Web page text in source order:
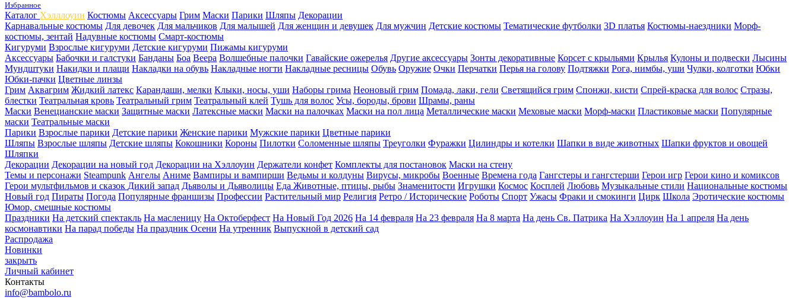
Избранное
Каталог Хэлллоуин Костюмы Аксессуары Грим Маски Парики Шляпы Декорации
Карнавальные костюмы Для девочек Для мальчиков Для малышей Для женщин и девушек Для мужчин Детские костюмы Тематические футболки 3D платья Костюмы-наездники Морф-
костюмы, зентай Надувные костюмы Смарт-костюмы
Кигуруми Взрослые кигуруми Детские кигуруми Пижамы кигуруми
Аксессуары Бабочки и галстуки Банданы Боа Веера Волшебные палочки Гавайские ожерелья Другие аксессуары Зонты декоративные Корсет с крыльями Крылья Кулоны и подвески Лысины
Мундштуки Накидки и плащи Накладки на обувь Накладные ногти Накладные ресницы Обувь Оружие Очки Перчатки Перья на голову Подтяжки Рога, нимбы, уши Чулки, колготки Юбки
Юбки-пачки Цветные линзы
Грим Аквагрим Жидкий латекс Карандаши, мелки Клыки, носы, уши Наборы грима Неоновый грим Помада, лаки, гели Светящийся грим Спонжи, кисти Спрей-краска для волос Стразы,
блестки Театральная кровь Театральный грим Театральный клей Тушь для волос Усы, бороды, брови Шрамы, раны
Маски Венецианские маски Защитные маски Латексные маски Маски на палочках Маски на пол лица Металлические маски Меховые маски Морф-маски Пластиковые маски Популярные
маски Театральные маски
Парики Взрослые парики Детские парики Женские парики Мужские парики Цветные парики
Шляпы Взрослые шляпы Детские шляпы Кокошники Короны Пилотки Соломенные шляпы Треуголки Фуражки Цилиндры и котелки Шапки в виде животных Шапки фруктов и овощей
Шляпки
Декорации Декорации на новый год Декорации на Хэллоуин Держатели конфет Комплекты для постановок Маски на стену
Темы и персонажи Steampunk Ангелы Аниме Вампиры и вампирши Ведьмы и колдуны Вирусы, микробы Военные Времена года Гангстеры и гангстерши Герои игр Герои кино и комиксов
Герои мультфильмов и сказок Дикий запад Дьяволы и Дьяволицы Еда Животные, птицы, рыбы Знаменитости Игрушки Космос Косплей Любовь Музыкальные стили Национальные костюмы
Новый год Пираты Погода Популярные франшизы Профессии Растительный мир Религия Ретро / Исторические Роботы Спорт Ужасы Фраки и смокинги Цирк Школа Эротические костюмы
Юмор, смешные костюмы
Праздники На детский спектакль На масленицу На Октоберфест На Новый Год 2026 На 14 февраля На 23 февраля На 8 марта На день Св. Патрика На Хэллоуин На 1 апреля На день
космонавтики На парад победы На праздник Осени На утренник Выпускной в детский сад
Распродажа
Новинки
закрыть
Личный кабинет
Контакты
info@bambolo.ru